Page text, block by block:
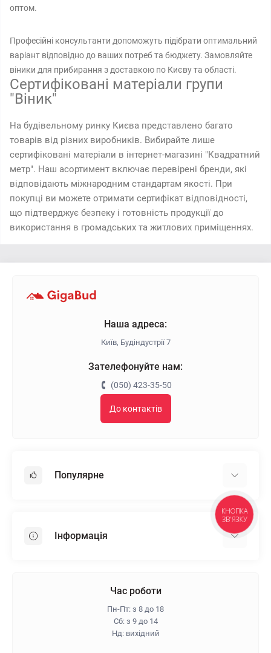
оптом.
Професійні консультанти допоможуть підібрати оптимальний
варіант відповідно до ваших потреб та бюджету. Замовляйте
віники для прибирання з доставкою по Києву та області.
Сертифіковані матеріали групи
"Віник"
На будівельному ринку Києва представлено багато
товарів від різних виробників. Вибирайте лише
сертифіковані матеріали в інтернет-магазині "Квадратний
метр". Наш асортимент включає перевірені бренди, які
відповідають міжнародним стандартам якості. При
покупці ви можете отримати сертифікат відповідності,
що підтверджує безпеку і готовність продукції до
використання в громадських та житлових приміщеннях.
Наша адреса:
Київ, Будіндустрії 7
Зателефонуйте нам:
(050) 423-35-50
До контактів
Популярне
Пінопласт
Інформація
Гарантія та повернення
Час роботи
Пн-Пт: з 8 до 18
Сб: з 9 до 14
Нд: вихідний
КНОПКА
ЗВ'ЯЗКУ